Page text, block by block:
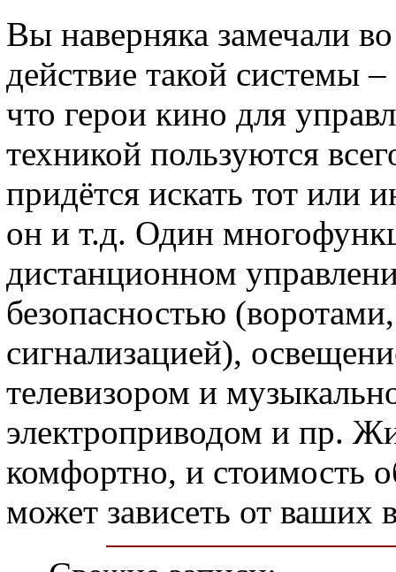
Вы наверняка замечали
действие такой системы
что герои кино для
техникой пользуются
придётся искать тот или
он и т.д. Один
дистанционном
безопасностью
сигнализацией),
телевизором и
электроприводом и пр.
комфортно, и стоимость
может зависеть от